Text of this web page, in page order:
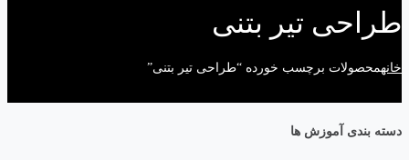
طراحی تیر بتنی
خانهمحصولات برچسب خورده “طراحی تیر بتنی”
دسته بندی آموزش ها